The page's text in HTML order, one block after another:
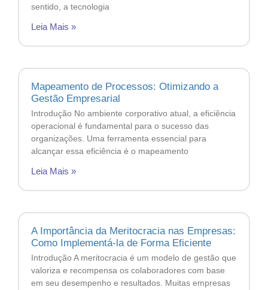
sentido, a tecnologia
Leia Mais »
Mapeamento de Processos: Otimizando a
Gestão Empresarial
Introdução No ambiente corporativo atual, a eficiência
operacional é fundamental para o sucesso das
organizações. Uma ferramenta essencial para
alcançar essa eficiência é o mapeamento
Leia Mais »
A Importância da Meritocracia nas Empresas:
Como Implementá-la de Forma Eficiente
Introdução A meritocracia é um modelo de gestão que
valoriza e recompensa os colaboradores com base
em seu desempenho e resultados. Muitas empresas